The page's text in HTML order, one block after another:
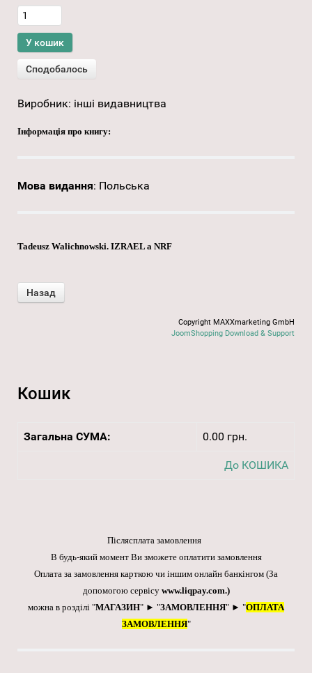
Виробник: інші видавництва
Інформація про книгу:
Мова видання: Польська
Tadeusz Walichnowski. IZRAEL a NRF
Copyright MAXXmarketing GmbH
JoomShopping Download & Support
Кошик
Загальна СУМА: 0.00 грн.
До КОШИКА
Післясплата замовлення
В будь-який момент Ви зможете оплатити замовлення
Оплата за замовлення карткою чи іншим онлайн банкінгом (За
допомогою сервісу www.liqpay.com.)
можна в розділі "МАГАЗИН" ► "ЗАМОВЛЕННЯ" ► "ОПЛАТА
ЗАМОВЛЕННЯ"